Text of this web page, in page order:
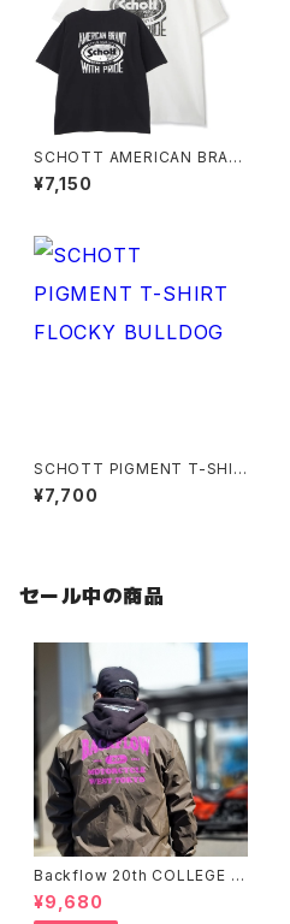
SCHOTT AMERICAN BRAN
D WITH PRIDE T-SHIRT
¥7,150
SCHOTT PIGMENT T-SHIR
T FLOCKY BULLDOG
¥7,700
セール中の商品
Backflow 20th COLLEGE C
OACH JACKET
¥9,680